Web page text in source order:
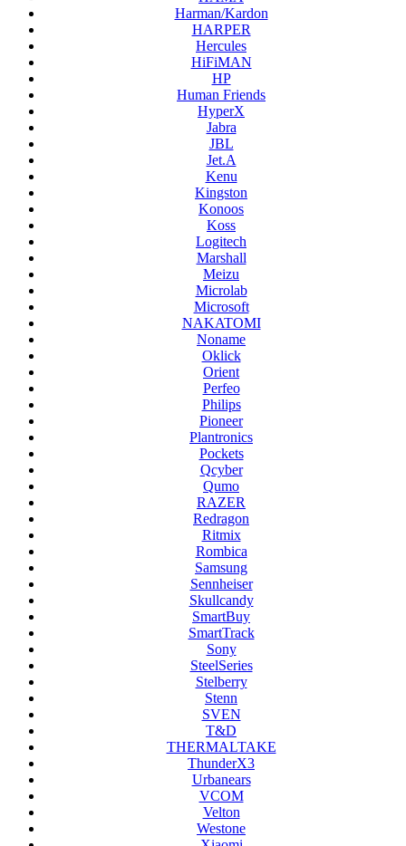
Harman/Kardon
HARPER
Hercules
HiFiMAN
HP
Human Friends
HyperX
Jabra
JBL
Jet.A
Kenu
Kingston
Konoos
Koss
Logitech
Marshall
Meizu
Microlab
Microsoft
NAKATOMI
Noname
Oklick
Orient
Perfeo
Philips
Pioneer
Plantronics
Pockets
Qcyber
Qumo
RAZER
Redragon
Ritmix
Rombica
Samsung
Sennheiser
Skullcandy
SmartBuy
SmartTrack
Sony
SteelSeries
Stelberry
Stenn
SVEN
T&D
THERMALTAKE
ThunderX3
Urbanears
VCOM
Velton
Westone